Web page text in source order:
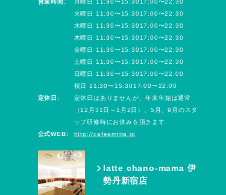
営業時間:
月曜日 11:30〜15:3017:00〜22:30
火曜日 11:30〜15:3017:00〜22:30
水曜日 11:30〜15:3017:00〜22:30
木曜日 11:30〜15:3017:00〜22:30
金曜日 11:30〜15:3017:00〜22:30
土曜日 11:30〜15:3017:00〜22:30
日曜日 11:30〜15:3017:00〜22:00
祝日 11:30〜15:3017:00〜22:00
定休日:
定休日はありませんが、年末年始は通常
（12月31日～1月2日）、5月、9月のスタ
ッフ研修時にお休みを頂きます
公式WEB:
http://cafeamrita.jp
latte chano-mama 伊
勢丹新宿店